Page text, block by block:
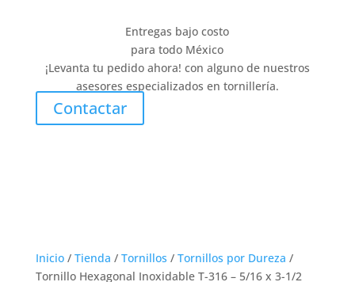
Entregas bajo costo
para todo México
¡Levanta tu pedido ahora! con alguno de nuestros
asesores especializados en tornillería.
Contactar
Inicio/ Tienda / Tornillos / Tornillos por Dureza /
Tornillo Hexagonal Inoxidable T-316 – 5/16 x 3-1/2